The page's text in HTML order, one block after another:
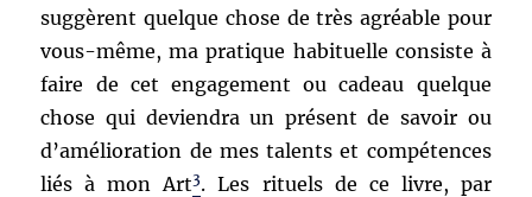
suggèrent quelque chose de très agréable pour
vous-même, ma pratique habituelle consiste à
faire de cet engagement ou cadeau quelque
chose qui deviendra un présent de savoir ou
d’amélioration de mes talents et compétences
liés à mon Art3. Les rituels de ce livre, par